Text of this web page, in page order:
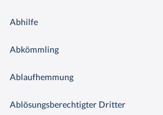
Abhilfe
Abkömmling
Ablaufhemmung
Ablösungsberechtigter Dritter